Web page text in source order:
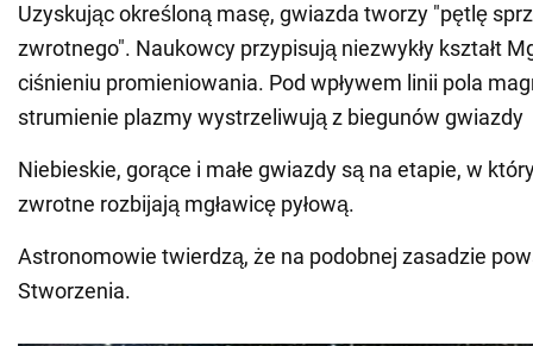
Uzyskując określoną masę, gwiazda tworzy "pętlę
zwrotnego". Naukowcy przypisują niezwykły kształt
ciśnieniu promieniowania. Pod wpływem linii pola
strumienie plazmy wystrzeliwują z biegunów gwiazdy
Niebieskie, gorące i małe gwiazdy są na etapie, w
zwrotne rozbijają mgławicę pyłową.
Astronomowie twierdzą, że na podobnej zasadzie
Stworzenia.